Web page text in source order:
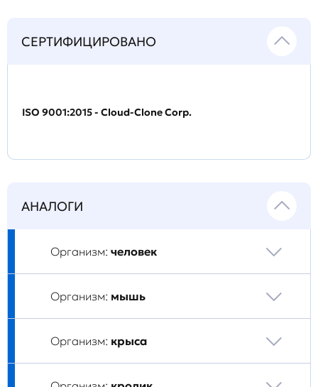
СЕРТИФИЦИРОВАНО
ISO 9001:2015 - Cloud-Clone Corp.
АНАЛОГИ
Организм: человек
Организм: мышь
Организм: крыса